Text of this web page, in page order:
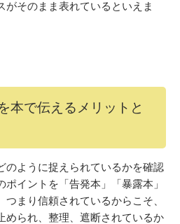
がそのまま表れているといえま
本で伝えるメリットと
のように捉えられているかを確認
ポイントを「告発本」「暴露本」
まり信頼されているからこそ、
められ、整理、遮断されているか